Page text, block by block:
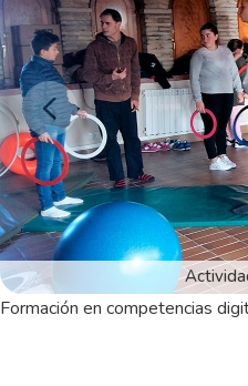
Formación en competencias